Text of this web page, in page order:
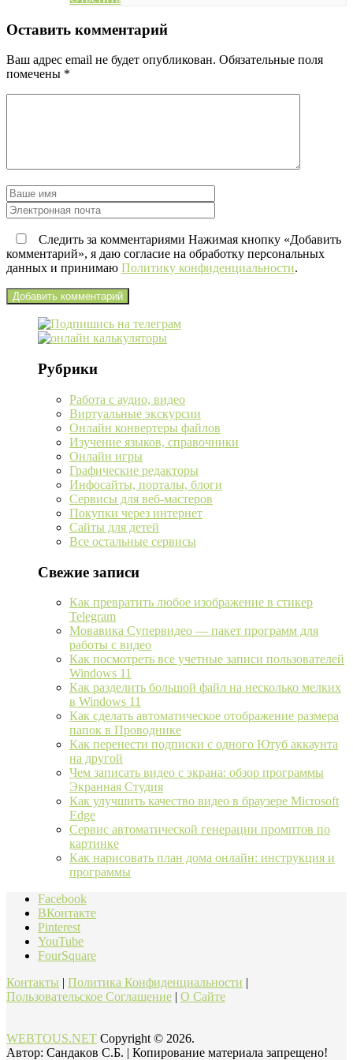
Оставить комментарий
Ваш адрес email не будет опубликован. Обязательные поля
помечены *
Следить за комментариями Нажимая кнопку «Добавить
комментарий», я даю согласие на обработку персональных
данных и принимаю Политику конфиденциальности.
Рубрики
Работа с аудио, видео
Виртуальные экскурсии
Онлайн конвертеры файлов
Изучение языков, справочники
Онлайн игры
Графические редакторы
Инфосайты, порталы, блоги
Сервисы для веб-мастеров
Покупки через интернет
Сайты для детей
Все остальные сервисы
Свежие записи
Как превратить любое изображение в стикер
Telegram
Мовавика Супервидео — пакет программ для
работы с видео
Как посмотреть все учетные записи пользователей
Windows 11
Как разделить большой файл на несколько мелких
в Windows 11
Как сделать автоматическое отображение размера
папок в Проводнике
Как перенести подписки с одного Ютуб аккаунта
на другой
Чем записать видео с экрана: обзор программы
Экранная Студия
Как улучшить качество видео в браузере Microsoft
Edge
Сервис автоматической генерации промптов по
картинке
Как нарисовать план дома онлайн: инструкция и
программы
Facebook
ВКонтакте
Pinterest
YouTube
FourSquare
Контакты | Политика Конфиденциальности |
Пользовательское Соглашение | О Сайте
WEBTOUS.NET Copyright © 2026.
Автор: Cандaкoв C.Б. | Копирование материала запрещено!